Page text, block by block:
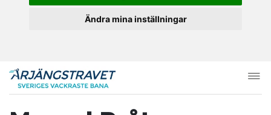
Ändra mina inställningar